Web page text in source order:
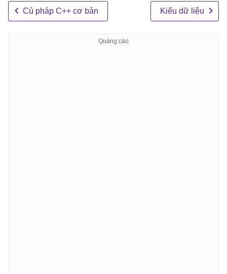
Cú pháp C++ cơ bản Kiểu dữ liệu